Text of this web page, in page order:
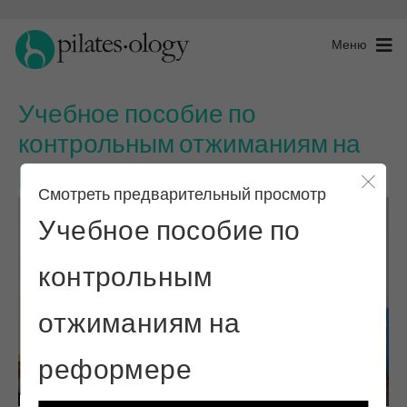
Меню
Учебное пособие по
контрольным отжиманиям на
реформере
Смотреть предварительный просмотр
Учебное пособие по
контрольным
отжиманиям на
реформере